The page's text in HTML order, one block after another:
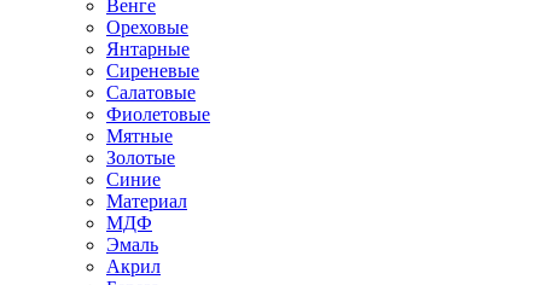
Венге
Ореховые
Янтарные
Сиреневые
Салатовые
Фиолетовые
Мятные
Золотые
Синие
Материал
МДФ
Эмаль
Акрил